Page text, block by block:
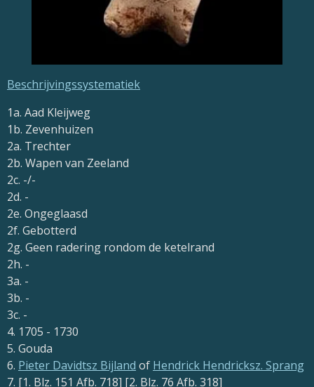
Beschrijvingssystematiek
1a. Aad Kleijweg
1b. Zevenhuizen
2a. Trechter
2b. Wapen van Zeeland
2c. -/-
2d. -
2e. Ongeglaasd
2f. Gebotterd
2g. Geen radering rondom de ketelrand
2h. -
3a. -
3b. -
3c. -
4. 1705 - 1730
5. Gouda
6. Pieter Davidtsz Bijland of Hendrick Hendricksz. Sprang
7. [1. Blz. 151 Afb. 718] [2. Blz. 76 Afb. 318]